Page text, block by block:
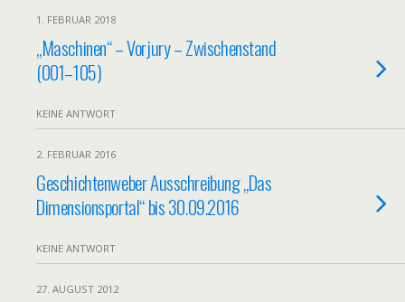
1. FEBRUAR 2018
„Maschinen“ – Vorjury – Zwischenstand
(001–105)
KEINE ANTWORT
2. FEBRUAR 2016
Geschichtenweber Ausschreibung „Das
Dimensionsportal“ bis 30.09.2016
KEINE ANTWORT
27. AUGUST 2012